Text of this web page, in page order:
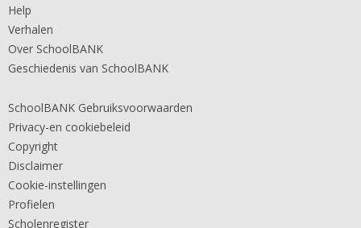
Help
Verhalen
Over SchoolBANK
Geschiedenis van SchoolBANK
SchoolBANK Gebruiksvoorwaarden
Privacy-en cookiebeleid
Copyright
Disclaimer
Cookie-instellingen
Profielen
Scholenregister